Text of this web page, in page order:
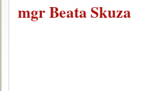
mgr Beata Skuza